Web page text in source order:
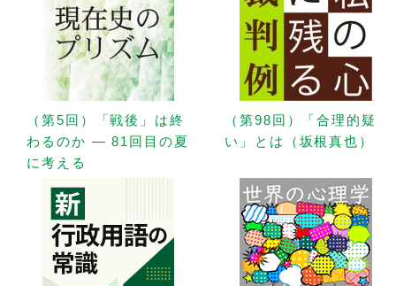
（第5回）「戦後」は終
わるのか — 81回目の夏
に考える
（第98回）「合理的疑
い」とは（坂根真也）